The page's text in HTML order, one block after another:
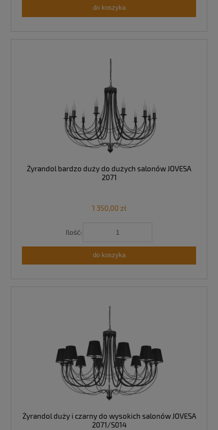
do koszyka
Żyrandol bardzo duży do dużych salonów JOVESA
2071
1 350,00 zł
Ilość:
do koszyka
Żyrandol duży i czarny do wysokich salonów JOVESA
2071/S014